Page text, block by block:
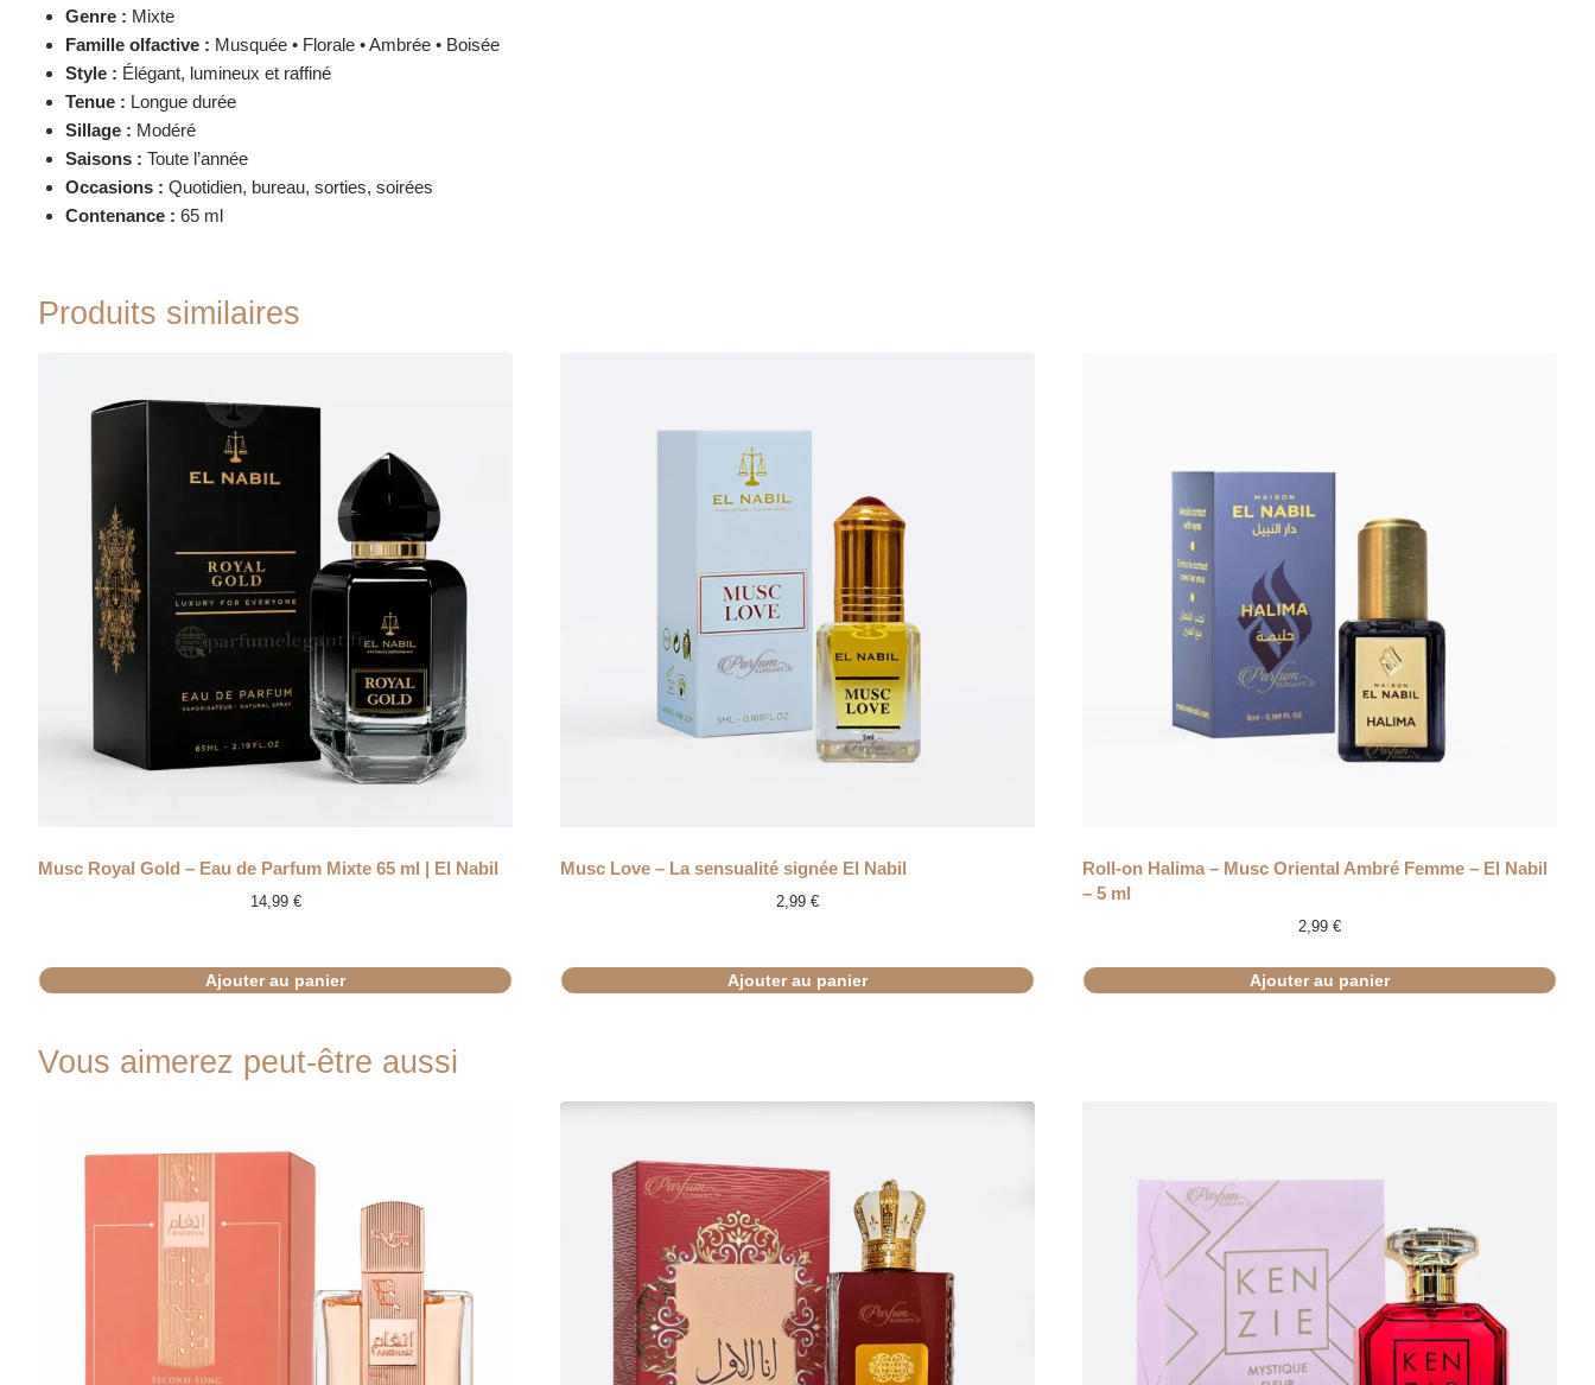
Genre : Mixte
Famille olfactive : Musquée • Florale • Ambrée • Boisée
Style : Élégant, lumineux et raffiné
Tenue : Longue durée
Sillage : Modéré
Saisons : Toute l’année
Occasions : Quotidien, bureau, sorties, soirées
Contenance : 65 ml
Produits similaires
Musc Royal Gold – Eau de Parfum Mixte 65 ml | El Nabil
14,99 €
Ajouter au panier
Musc Love – La sensualité signée El Nabil
2,99 €
Ajouter au panier
Roll-on Halima – Musc Oriental Ambré Femme – El Nabil
– 5 ml
2,99 €
Ajouter au panier
Vous aimerez peut-être aussi